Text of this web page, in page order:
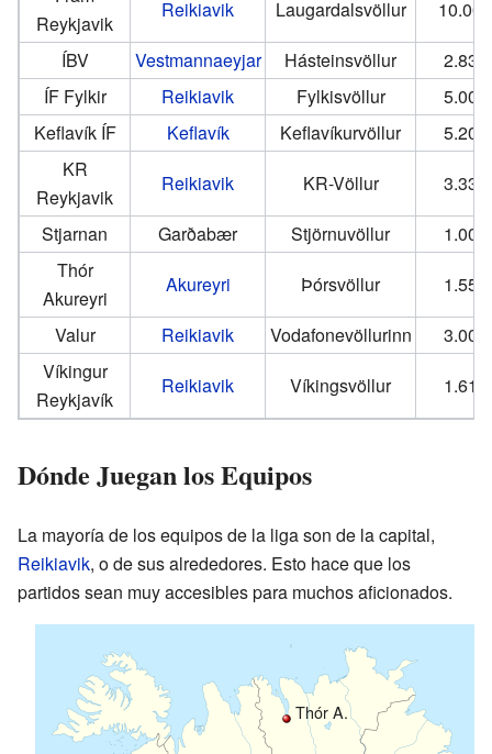
Reykjavik
Reikiavik Laugardalsvöllur
10.000
ÍBV
Vestmannaeyjar Hásteinsvöllur
2.834
ÍF Fylkir
Reikiavik Fylkisvöllur
5.000
Keflavík ÍF
Keflavík Keflavíkurvöllur
5.200
KR
Reykjavik
Reikiavik KR-Völlur
3.333
Stjarnan
Garðabær Stjörnuvöllur
1.000
Thór
Akureyri
Akureyri Þórsvöllur
1.550
Valur
Reikiavik Vodafonevöllurinn
3.000
Víkingur
Reykjavík
Reikiavik Víkingsvöllur 1.613
Dónde Juegan los Equipos
La mayoría de los equipos de la liga son de la capital,
Reikiavik, o de sus alrededores. Esto hace que los
partidos sean muy accesibles para muchos aficionados.
Thór A.